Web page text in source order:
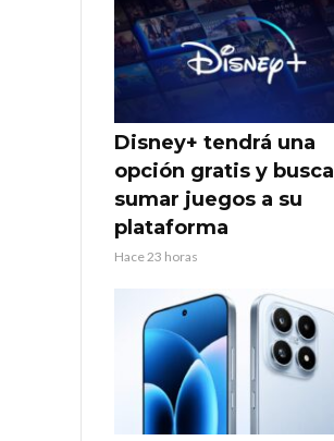
Disney+ tendrá una
opción gratis y busca
sumar juegos a su
plataforma
Hace 23 horas